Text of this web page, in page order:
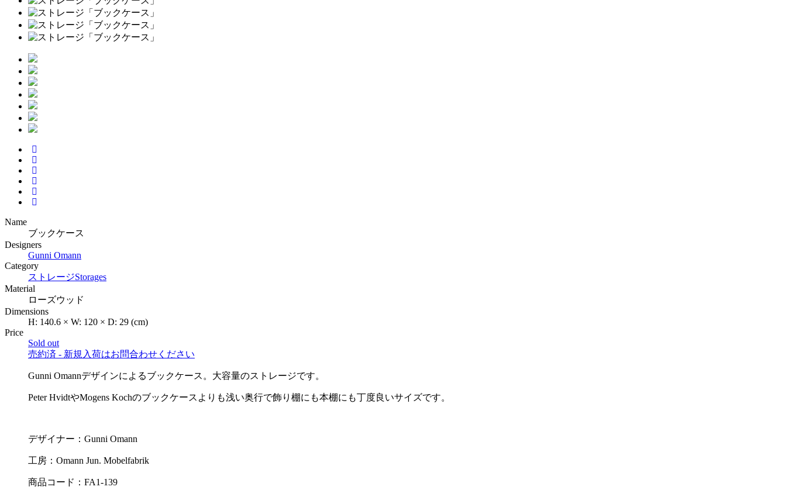
Name
ブックケース
Designers
Gunni Omann
Category
ストレージStorages
Material
ローズウッド
Dimensions
H: 140.6 × W: 120 × D: 29 (cm)
Price
Sold out
売約済 - 新規入荷はお問合わせください
Gunni Omannデザインによるブックケース。大容量のストレージです。
Peter HvidtやMogens Kochのブックケースよりも浅い奥行で飾り棚にも本棚にも丁度良いサイズです。
デザイナー：Gunni Omann
工房：Omann Jun. Mobelfabrik
商品コード：FA1-139